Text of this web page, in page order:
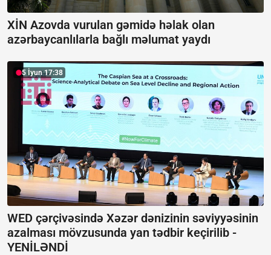
XİN Azovda vurulan gəmidə həlak olan
azərbaycanlılarla bağlı məlumat yaydı
5 İyun 17:38
WED çərçivəsində Xəzər dənizinin səviyyəsinin
azalması mövzusunda yan tədbir keçirilib -
YENİLƏNDİ